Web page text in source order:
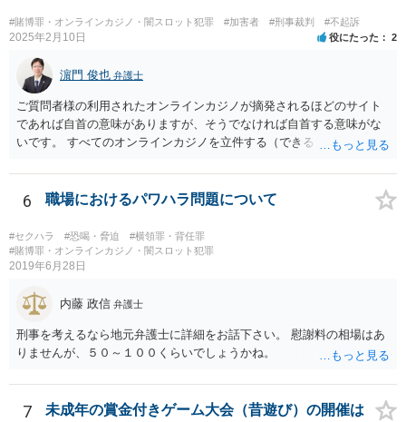
#賭博罪・オンラインカジノ・闇スロット犯罪 #加害者 #刑事裁判 #不起訴
2025年2月10日 役にたった 2
濵門 俊也 弁護士
ご質問者様の利用されたオンラインカジノが摘発されるほどのサイト
であれば自首の意味がありますが、そうでなければ自首する意味がな
いです。 すべてのオンラインカジノを立件する（できる）わけでもな
6 職場におけるパワハラ問題について
#セクハラ #恐喝・脅迫
#横領罪・背任罪
#賭博罪・オンラインカジノ・闇スロット犯罪
2019年6月28日
内藤 政信 弁護士
刑事を考えるなら地元弁護士に詳細をお話下さい。 慰謝料の相場はあ
りませんが、５０～１００くらいでしょうかね。
7
未成年の賞金付きゲーム大会（昔遊び）の開催は